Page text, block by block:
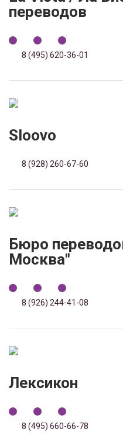
переводов
8 (495) 620-36-01
Sloovo
8 (928) 260-67-60
Бюро
Москва"
8 (926) 244-41-08
Лексикон
8 (495) 660-66-78